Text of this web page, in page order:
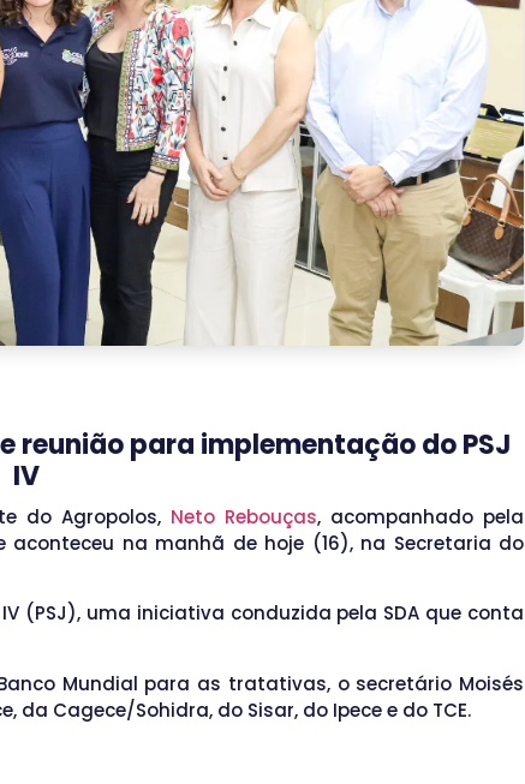
reunião para implementação do PSJ
IV
do Agropolos, Neto Rebouças, acompanhado pela
aconteceu na manhã de hoje (16), na Secretaria do
(PSJ), uma iniciativa conduzida pela SDA que conta
Mundial para as tratativas, o secretário Moisés
Cagece/Sohidra, do Sisar, do Ipece e do TCE.